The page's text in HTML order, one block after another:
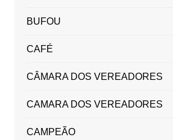
BUFOU
CAFÉ
CÂMARA DOS VEREADORES
CAMARA DOS VEREADORES
CAMPEÃO